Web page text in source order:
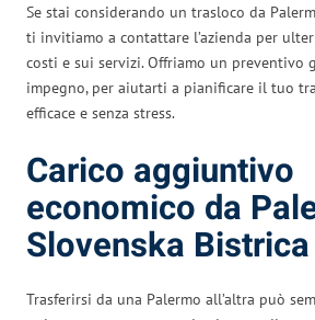
Se stai considerando un trasloco da
ti invitiamo a contattare l’azienda per
costi e sui servizi. Offriamo un preventivo
impegno, per aiutarti a pianificare il tuo
efficace e senza stress.
Carico aggiuntivo
economico da
Slovenska Bistrica
Trasferirsi da una Palermo all’altra può